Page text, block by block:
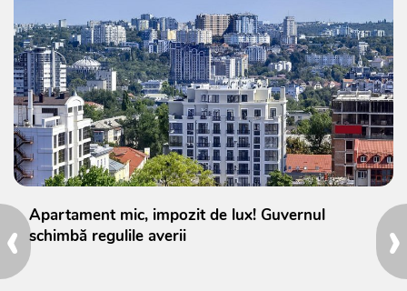
›
‹ Apartament mic, impozit de lux! Guvernul
schimbă regulile averii